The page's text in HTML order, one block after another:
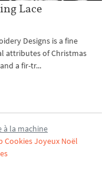
Lace
Designs is a fine
attributes of Christmas
a fir-tr...
à la machine
Cookies Joyeux Noël